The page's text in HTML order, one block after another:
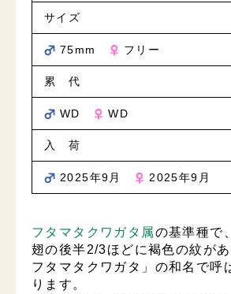
サイズ
75mm フリー
累 代
WD WD
入 荷
2025年9月 2025年9月
フタマタクワガタ属の基準種で
翅の後半2/3ほどに褐色の紋が
フタマタクワガタ」の和名で呼
ります。